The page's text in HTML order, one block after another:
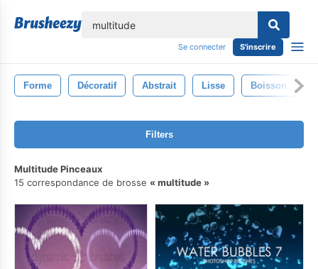
Se connecter S'inscrire
Forme Décoratif Abstrait Lisse Boisson
Filters
Multitude Pinceaux
15 correspondance de brosse
multitude